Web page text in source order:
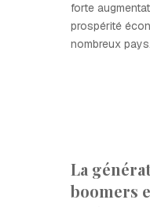
forte
prospérité
nombreux pays.
La
boomers